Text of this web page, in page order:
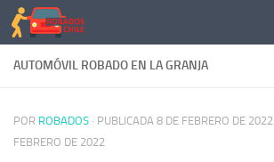
Saltar al contenido
AUTOMÓVIL ROBADO EN LA GRANJA
POR ROBADOS · PUBLICADA 8 DE FEBRERO DE 2022
FEBRERO DE 2022